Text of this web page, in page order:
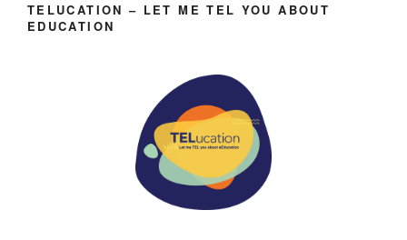
TELUCATION – LET ME TEL YOU ABOUT
EDUCATION